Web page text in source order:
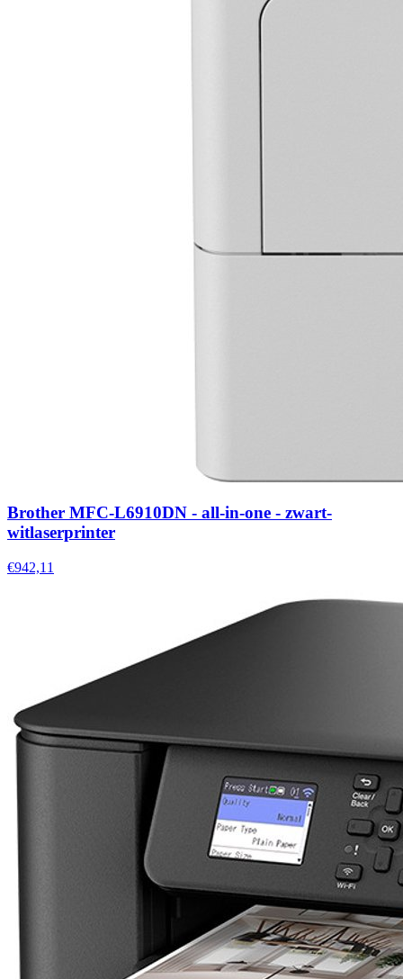
Brother MFC-L6910DN - all-in-one - zwart-
witlaserprinter
€942,11